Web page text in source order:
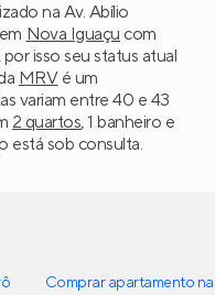
na Av. Abílio
em Nova Iguaçu com
isso seu status atual
MRVé um
variam entre 40 e 43
2 quartos, 1 banheiro e
está sob consulta.
Comprar apartamento